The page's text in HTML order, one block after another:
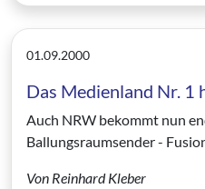
01.09.2000
Das Medienland Nr.
Auch NRW bekommt nun
Ballungsraumsender -
Von Reinhard Kleber